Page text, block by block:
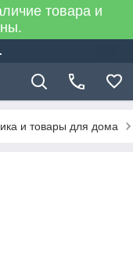
товара и
и товары для дома